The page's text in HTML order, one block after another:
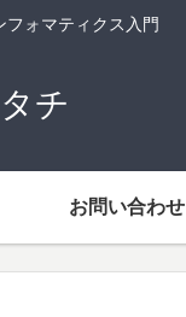
ォマティクス入門
チ
お問い合わせ